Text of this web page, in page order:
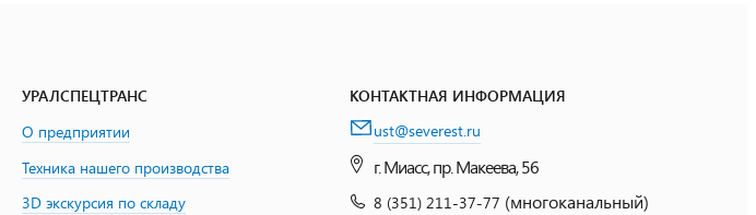
УРАЛСПЕЦТРАНС
О предприятии
Техника нашего производства
3D экскурсия по складу
КОНТАКТНАЯ ИНФОРМАЦИЯ
ust@severest.ru
г. Миасс, пр. Макеева, 56
8 (351) 211-37-77 (многоканальный)